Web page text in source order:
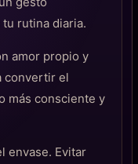
rutina diaria.
amor propio y
convertir el
más consciente y
envase. Evitar